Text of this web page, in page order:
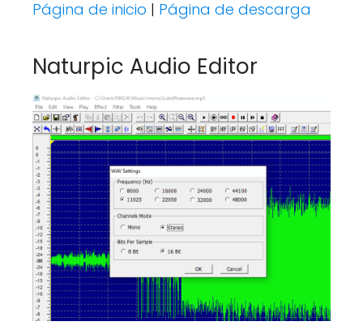
Página de inicio | Página de descarga
Naturpic Audio Editor